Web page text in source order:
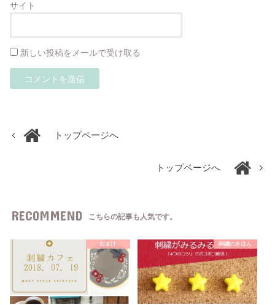
サイト
新しい投稿をメールで受け取る
トップページへ
トップページへ
RECOMMEND こちらの記事も人気です。
おまけ 刺繍のきほん